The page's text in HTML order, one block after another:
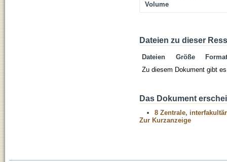
Volume
Dateien zu dieser
Dateien Größe
Format
Zu diesem Dokument gibt
Das Dokument
8 Zentrale,
Zur Kurzanzeige